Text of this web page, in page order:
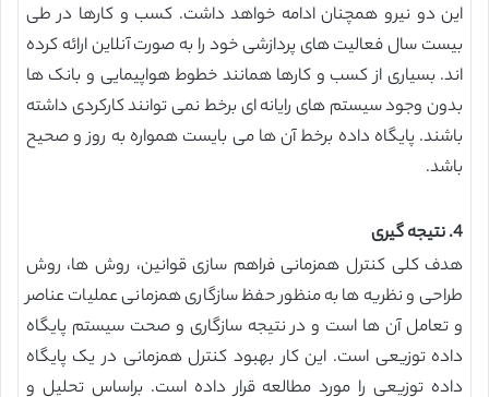
این دو نیرو همچنان ادامه خواهد داشت. کسب و کارها در طی
بیست سال فعالیت های پردازشی خود را به صورت آنلاین ارائه کرده
اند. بسیاری از کسب و کارها همانند خطوط هواپیمایی و بانک ها
بدون وجود سیستم های رایانه ای برخط نمی توانند کارکردی داشته
باشند. پایگاه داده برخط آن ها می بایست همواره به روز و صحیح
باشد.
4. نتیجه گیری
هدف کلی کنترل همزمانی فراهم سازی قوانین، روش ها، روش
طراحی و نظریه ها به منظور حفظ سازگاری همزمانی عملیات عناصر
و تعامل آن ها است و در نتیجه سازگاری و صحت سیستم پایگاه
داده توزیعی است. این کار بهبود کنترل همزمانی در یک پایگاه
داده توزیعی را مورد مطالعه قرار داده است. براساس تحلیل و